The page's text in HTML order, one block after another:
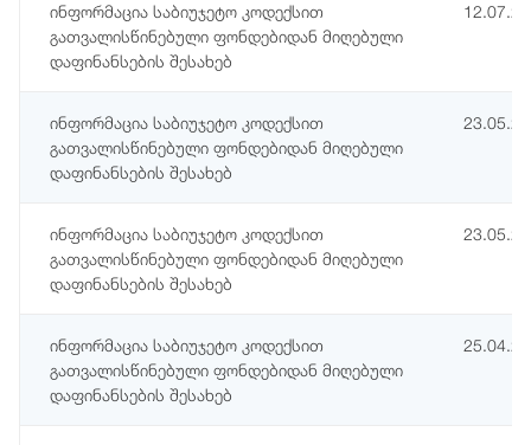
ინფორმაცია საბიუჯეტო კოდექსით
გათვალისწინებული ფონდებიდან მიღებული
დაფინანსების შესახებ
ინფორმაცია საბიუჯეტო კოდექსით
გათვალისწინებული ფონდებიდან მიღებული
დაფინანსების შესახებ
ინფორმაცია საბიუჯეტო კოდექსით
გათვალისწინებული ფონდებიდან მიღებული
დაფინანსების შესახებ
ინფორმაცია საბიუჯეტო კოდექსით
გათვალისწინებული ფონდებიდან მიღებული
დაფინანსების შესახებ